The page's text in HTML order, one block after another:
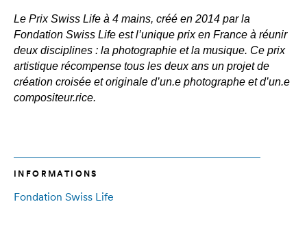
Le Prix Swiss Life à 4 mains, créé en 2014 par la
Fondation Swiss Life est l’unique prix en France à réunir
deux disciplines : la photographie et la musique. Ce prix
artistique récompense tous les deux ans un projet de
création croisée et originale d’un.e photographe et d’un.e
compositeur.rice.
INFORMATIONS
Fondation Swiss Life